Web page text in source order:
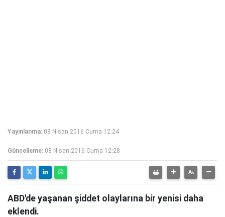
Yayınlanma: 08 Nisan 2016 Cuma 12:24
Güncelleme: 08 Nisan 2016 Cuma 12:28
ABD'de yaşanan şiddet olaylarına bir yenisi daha
eklendi.